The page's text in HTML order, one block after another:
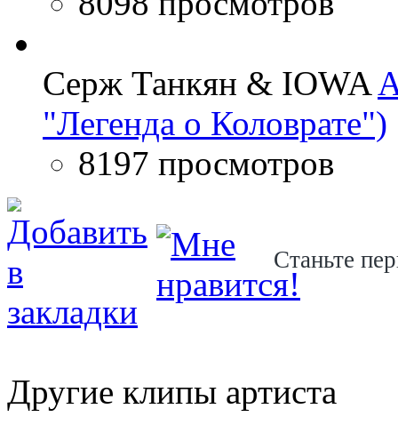
Серж Танкян & IOWA
"Легенда о Коловрате")
8197 просмотров
Станьте
Другие клипы артиста